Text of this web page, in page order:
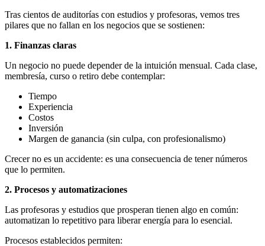
Tras cientos de auditorías con estudios y profesoras, vemos tres
pilares que no fallan en los negocios que se sostienen:
1. Finanzas claras
Un negocio no puede depender de la intuición mensual. Cada clase,
membresía, curso o retiro debe contemplar:
Tiempo
Experiencia
Costos
Inversión
Margen de ganancia (sin culpa, con profesionalismo)
Crecer no es un accidente: es una consecuencia de tener números
que lo permiten.
2. Procesos y automatizaciones
Las profesoras y estudios que prosperan tienen algo en común:
automatizan lo repetitivo para liberar energía para lo esencial.
Procesos establecidos permiten: